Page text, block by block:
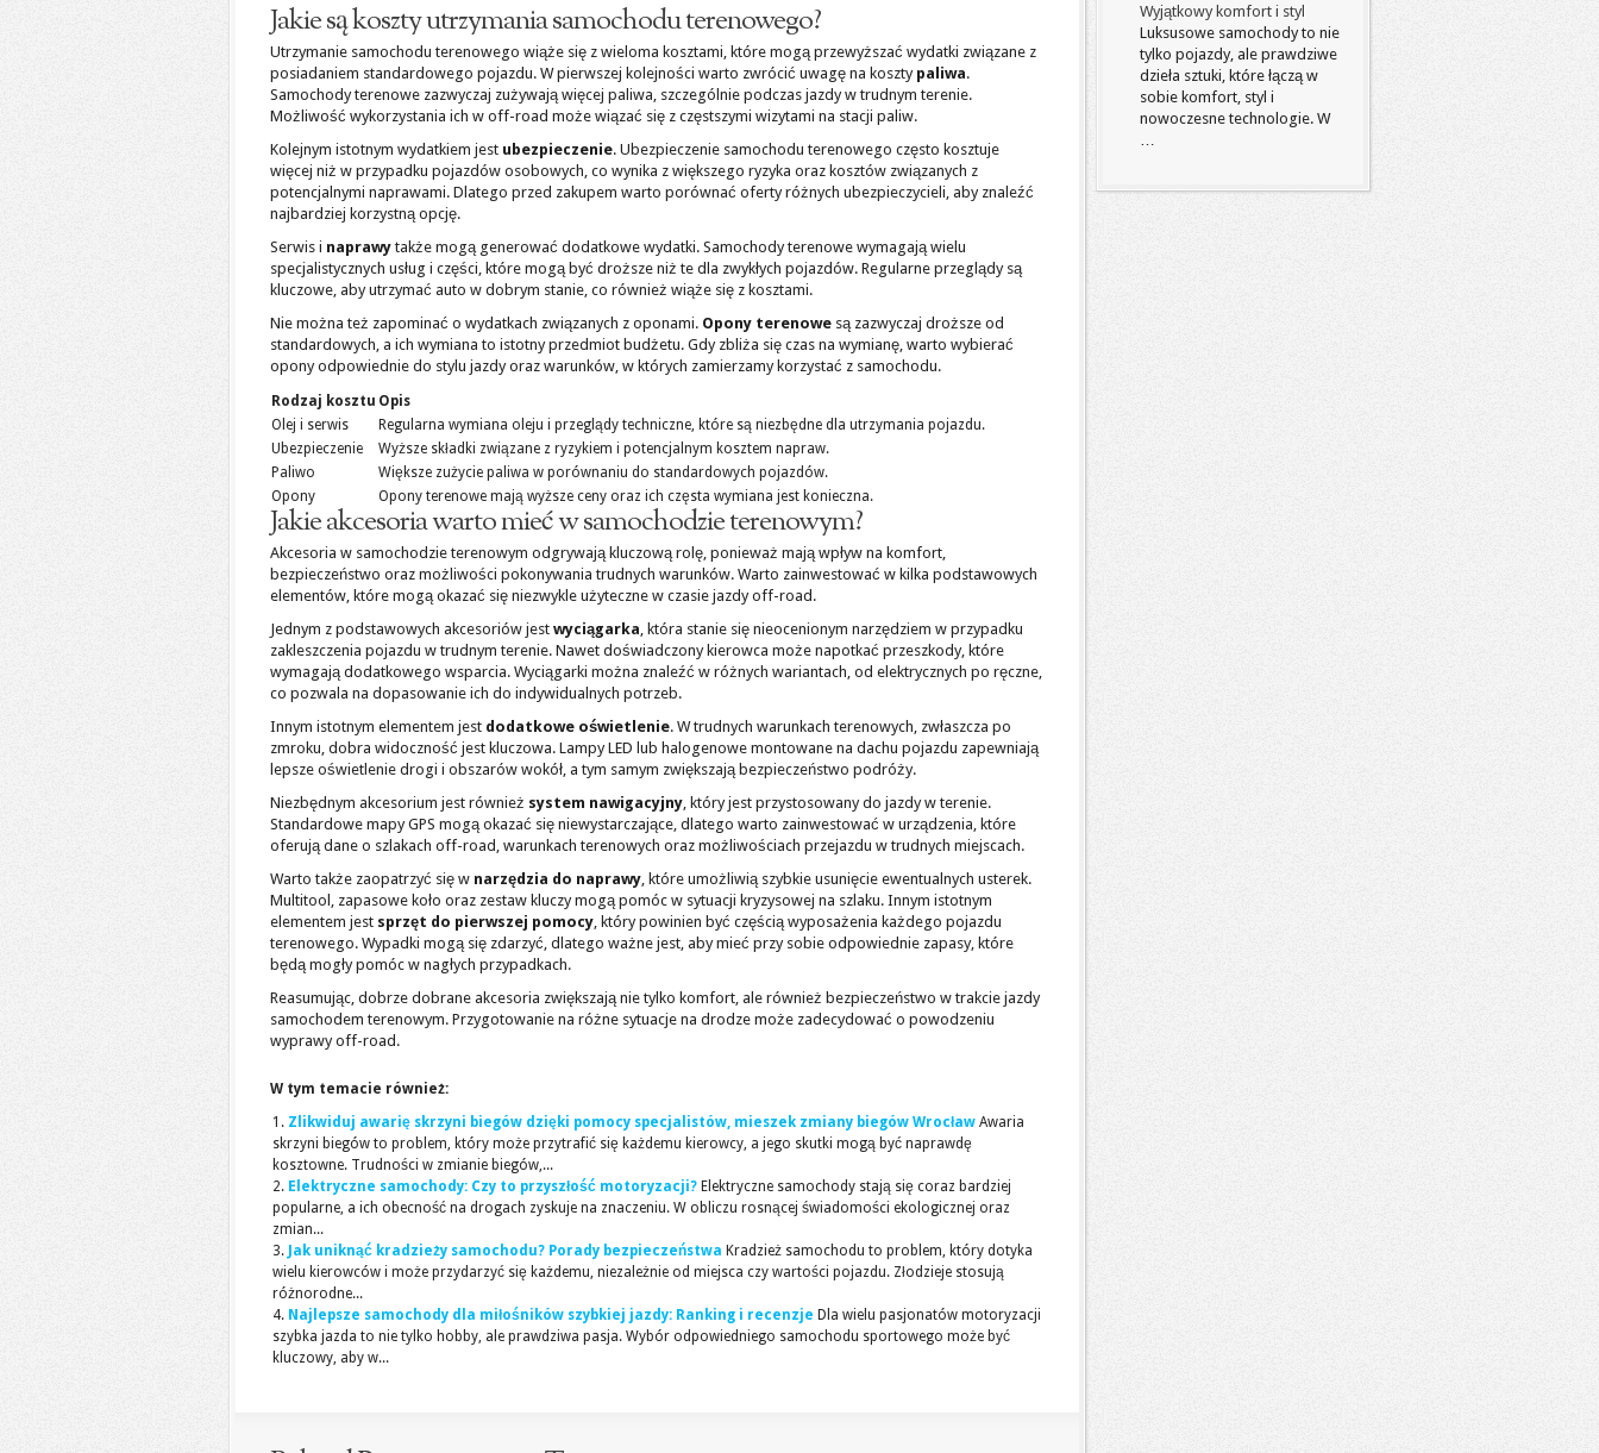
Jakie są koszty utrzymania samochodu terenowego?
Utrzymanie samochodu terenowego wiąże się z wieloma kosztami, które mogą przewyższać wydatki związane z
posiadaniem standardowego pojazdu. W pierwszej kolejności warto zwrócić uwagę na koszty paliwa.
Samochody terenowe zazwyczaj zużywają więcej paliwa, szczególnie podczas jazdy w trudnym terenie.
Możliwość wykorzystania ich w off-road może wiązać się z częstszymi wizytami na stacji paliw.
Kolejnym istotnym wydatkiem jest ubezpieczenie. Ubezpieczenie samochodu terenowego często kosztuje
więcej niż w przypadku pojazdów osobowych, co wynika z większego ryzyka oraz kosztów związanych z
potencjalnymi naprawami. Dlatego przed zakupem warto porównać oferty różnych ubezpieczycieli, aby znaleźć
najbardziej korzystną opcję.
Serwis i naprawy także mogą generować dodatkowe wydatki. Samochody terenowe wymagają wielu
specjalistycznych usług i części, które mogą być droższe niż te dla zwykłych pojazdów. Regularne przeglądy są
kluczowe, aby utrzymać auto w dobrym stanie, co również wiąże się z kosztami.
Nie można też zapominać o wydatkach związanych z oponami. Opony terenowe są zazwyczaj droższe od
standardowych, a ich wymiana to istotny przedmiot budżetu. Gdy zbliża się czas na wymianę, warto wybierać
opony odpowiednie do stylu jazdy oraz warunków, w których zamierzamy korzystać z samochodu.
Rodzaj kosztu Opis
Olej i serwis
Regularna wymiana oleju i przeglądy techniczne, które są niezbędne dla utrzymania pojazdu.
Ubezpieczenie
Wyższe składki związane z ryzykiem i potencjalnym kosztem napraw.
Paliwo
Większe zużycie paliwa w porównaniu do standardowych pojazdów.
Opony
Opony terenowe mają wyższe ceny oraz ich częsta wymiana jest konieczna.
Jakie akcesoria warto mieć w samochodzie terenowym?
Akcesoria w samochodzie terenowym odgrywają kluczową rolę, ponieważ mają wpływ na komfort,
bezpieczeństwo oraz możliwości pokonywania trudnych warunków. Warto zainwestować w kilka podstawowych
elementów, które mogą okazać się niezwykle użyteczne w czasie jazdy off-road.
Jednym z podstawowych akcesoriów jest wyciągarka, która stanie się nieocenionym narzędziem w przypadku
zakleszczenia pojazdu w trudnym terenie. Nawet doświadczony kierowca może napotkać przeszkody, które
wymagają dodatkowego wsparcia. Wyciągarki można znaleźć w różnych wariantach, od elektrycznych po ręczne,
co pozwala na dopasowanie ich do indywidualnych potrzeb.
Innym istotnym elementem jest dodatkowe oświetlenie. W trudnych warunkach terenowych, zwłaszcza po
zmroku, dobra widoczność jest kluczowa. Lampy LED lub halogenowe montowane na dachu pojazdu zapewniają
lepsze oświetlenie drogi i obszarów wokół, a tym samym zwiększają bezpieczeństwo podróży.
Niezbędnym akcesorium jest również system nawigacyjny, który jest przystosowany do jazdy w terenie.
Standardowe mapy GPS mogą okazać się niewystarczające, dlatego warto zainwestować w urządzenia, które
oferują dane o szlakach off-road, warunkach terenowych oraz możliwościach przejazdu w trudnych miejscach.
Warto także zaopatrzyć się w narzędzia do naprawy, które umożliwią szybkie usunięcie ewentualnych usterek.
Multitool, zapasowe koło oraz zestaw kluczy mogą pomóc w sytuacji kryzysowej na szlaku. Innym istotnym
elementem jest sprzęt do pierwszej pomocy, który powinien być częścią wyposażenia każdego pojazdu
terenowego. Wypadki mogą się zdarzyć, dlatego ważne jest, aby mieć przy sobie odpowiednie zapasy, które
będą mogły pomóc w nagłych przypadkach.
Reasumując, dobrze dobrane akcesoria zwiększają nie tylko komfort, ale również bezpieczeństwo w trakcie jazdy
samochodem terenowym. Przygotowanie na różne sytuacje na drodze może zadecydować o powodzeniu
wyprawy off-road.
W tym temacie również:
Zlikwiduj awarię skrzyni biegów dzięki pomocy specjalistów, mieszek zmiany biegów Wrocław Awaria
skrzyni biegów to problem, który może przytrafić się każdemu kierowcy, a jego skutki mogą być naprawdę
kosztowne. Trudności w zmianie biegów,...
Elektryczne samochody: Czy to przyszłość motoryzacji? Elektryczne samochody stają się coraz bardziej
popularne, a ich obecność na drogach zyskuje na znaczeniu. W obliczu rosnącej świadomości ekologicznej oraz
zmian...
Jak uniknąć kradzieży samochodu? Porady bezpieczeństwa Kradzież samochodu to problem, który dotyka
wielu kierowców i może przydarzyć się każdemu, niezależnie od miejsca czy wartości pojazdu. Złodzieje stosują
różnorodne...
Najlepsze samochody dla miłośników szybkiej jazdy: Ranking i recenzje Dla wielu pasjonatów motoryzacji
szybka jazda to nie tylko hobby, ale prawdziwa pasja. Wybór odpowiedniego samochodu sportowego może być
kluczowy, aby w...
Wyjątkowy komfort i styl
Luksusowe samochody to nie
tylko pojazdy, ale prawdziwe
dzieła sztuki, które łączą w
sobie komfort, styl i
nowoczesne technologie. W
…